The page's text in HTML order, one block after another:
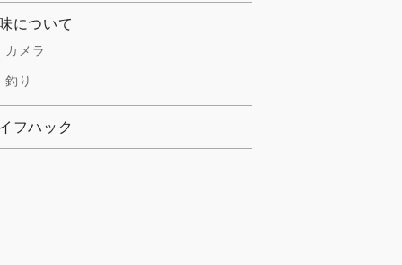
について
カメラ
釣り
フハック